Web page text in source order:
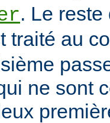
. Le
traité au
ne sont